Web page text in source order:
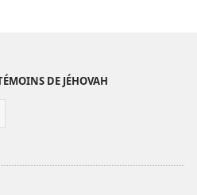
Annuaire
Jéhovah
DE JÉHOVAH